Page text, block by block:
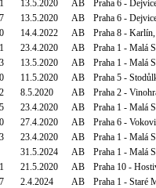
13.5.2020 AB
Praha 6 -
13.5.2020 AB
Praha 6 -
14.4.2022 AB
Praha 8 -
23.4.2020 AB
Praha 1 - Malá
13.5.2020 AB
Praha 1 - Malá
11.5.2020 AB
Praha 5 -
8.5.2020 AB
Praha 2 -
23.4.2020 AB
Praha 1 - Malá
27.4.2020 AB
Praha 6 -
23.4.2020 AB
Praha 1 - Malá
31.5.2024 AB
Praha 1 - Malá
21.5.2020 AB
Praha 10 -
2.4.2024 AB
Praha 1 - Staré